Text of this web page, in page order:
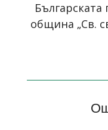
община „Св.